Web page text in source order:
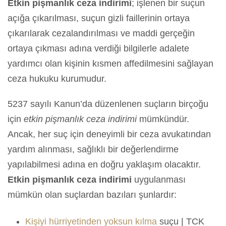
Etkin pişmanlık ceza indirimi; işlenen bir suçun
açığa çıkarılması, suçun gizli faillerinin ortaya
çıkarılarak cezalandırılması ve maddi gerçeğin
ortaya çıkması adına verdiği bilgilerle adalete
yardımcı olan kişinin kısmen affedilmesini sağlayan
ceza hukuku kurumudur.
5237 sayılı Kanun’da düzenlenen suçların birçoğu
için etkin pişmanlık ceza indirimi mümkündür.
Ancak, her suç için deneyimli bir ceza avukatından
yardım alınması, sağlıklı bir değerlendirme
yapılabilmesi adına en doğru yaklaşım olacaktır.
Etkin pişmanlık ceza indirimi uygulanması
mümkün olan suçlardan bazıları şunlardır:
Kişiyi hürriyetinden yoksun kılma suçu | TCK